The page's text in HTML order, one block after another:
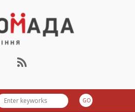
Приірпіння